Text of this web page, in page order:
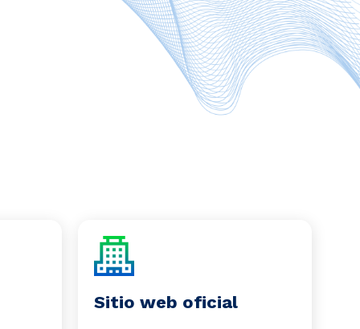
Sitio web oficial